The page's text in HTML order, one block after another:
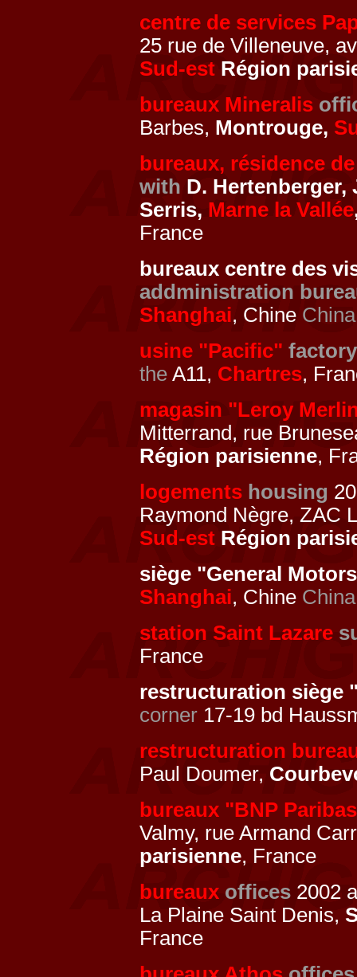
centre de services
25 rue de Villeneuve,
Sud-est Région
bureaux Mineralis
Barbes, Montrouge,
bureaux, résidence
with D. Hertenberger,
Serris, Marne la Vallée
France
bureaux centre des
addministration
Shanghai, Chine China
usine "Pacific" factory
the A11, Chartres,
magasin "Leroy
Mitterrand, rue
Région parisienne,
logements housing
Raymond Nègre, ZAC
Sud-est Région
siège "General
Shanghai, Chine China
station Saint Lazare
France
restructuration siège
corner 17-19 bd
restructuration
Paul Doumer,
bureaux "BNP
Valmy, rue Armand
parisienne, France
bureaux offices 2002
La Plaine Saint Denis,
France